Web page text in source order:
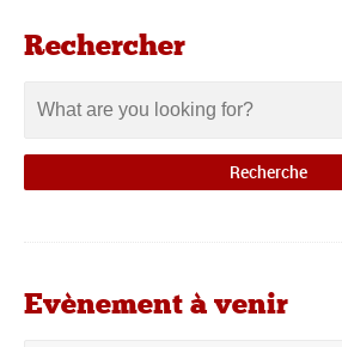
Rechercher
Evènement à venir